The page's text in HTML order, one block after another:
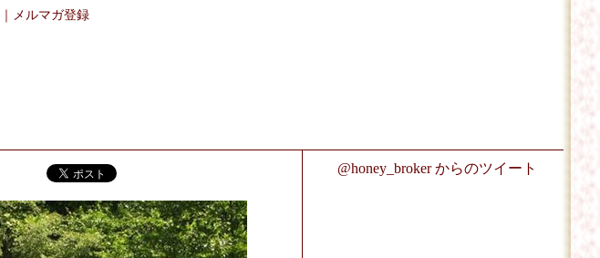
メルマガ登録
@honey_broker からのツイート